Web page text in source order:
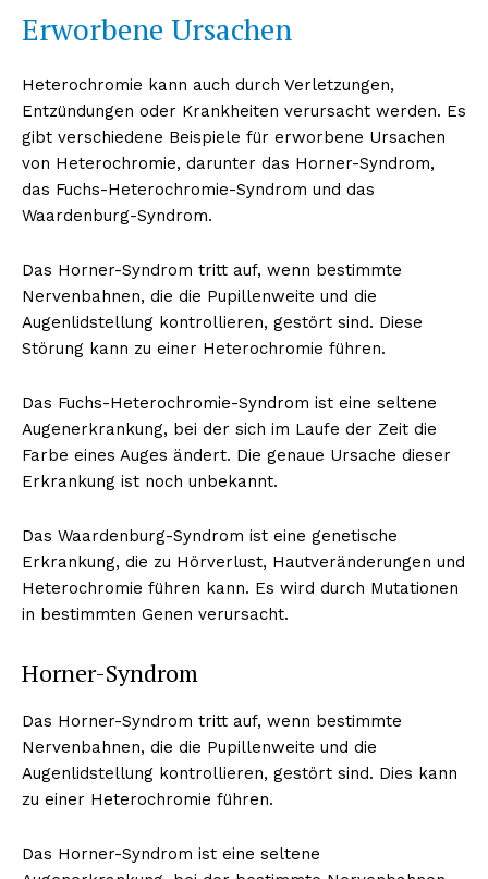
Erworbene Ursachen
Heterochromie kann auch durch Verletzungen,
Entzündungen oder Krankheiten verursacht werden. Es
gibt verschiedene Beispiele für erworbene Ursachen
von Heterochromie, darunter das Horner-Syndrom,
das Fuchs-Heterochromie-Syndrom und das
Waardenburg-Syndrom.
Das Horner-Syndrom tritt auf, wenn bestimmte
Nervenbahnen, die die Pupillenweite und die
Augenlidstellung kontrollieren, gestört sind. Diese
Störung kann zu einer Heterochromie führen.
Das Fuchs-Heterochromie-Syndrom ist eine seltene
Augenerkrankung, bei der sich im Laufe der Zeit die
Farbe eines Auges ändert. Die genaue Ursache dieser
Erkrankung ist noch unbekannt.
Das Waardenburg-Syndrom ist eine genetische
Erkrankung, die zu Hörverlust, Hautveränderungen und
Heterochromie führen kann. Es wird durch Mutationen
in bestimmten Genen verursacht.
Horner-Syndrom
Das Horner-Syndrom tritt auf, wenn bestimmte
Nervenbahnen, die die Pupillenweite und die
Augenlidstellung kontrollieren, gestört sind. Dies kann
zu einer Heterochromie führen.
Das Horner-Syndrom ist eine seltene